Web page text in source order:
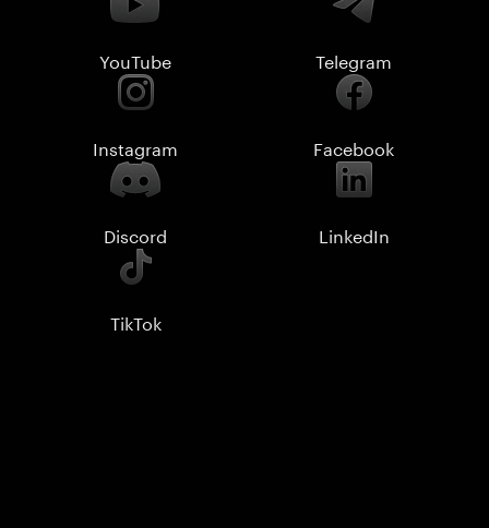
YouTube Telegram
Instagram Facebook
Discord LinkedIn
TikTok